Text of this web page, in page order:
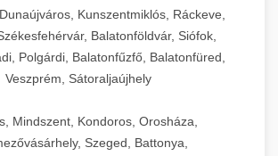
Kunszentmiklós, Ráckeve,
Balatonföldvár, Siófok,
Polgárdi, Balatonfűzfő, Balatonfüred,
Veszprém, Sátoraljaújhely
Mindszent, Kondoros, Orosháza,
Szeged, Battonya,